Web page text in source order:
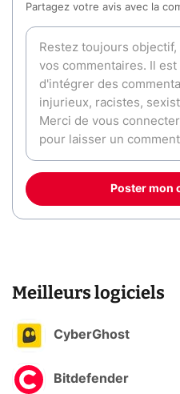
Partagez votre avis avec la
Poster mon
Meilleurs logiciels
CyberGhost
Bitdefender